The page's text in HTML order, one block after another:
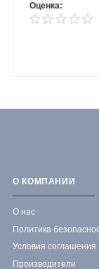
Оценка:
О КОМПАНИИ
О нас
Политика
Условия соглашения
Производители